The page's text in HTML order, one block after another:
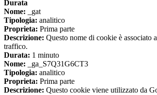
Durata
Nome: _gat
Tipologia: analitico
Proprieta: Prima parte
Descrizione: Questo nome di cookie è
traffico.
Durata: 1 minuto
Nome: _ga_S7Q31G6CT3
Tipologia: analitico
Proprieta: Prima parte
Descrizione: Questo cookie viene utilizzato da